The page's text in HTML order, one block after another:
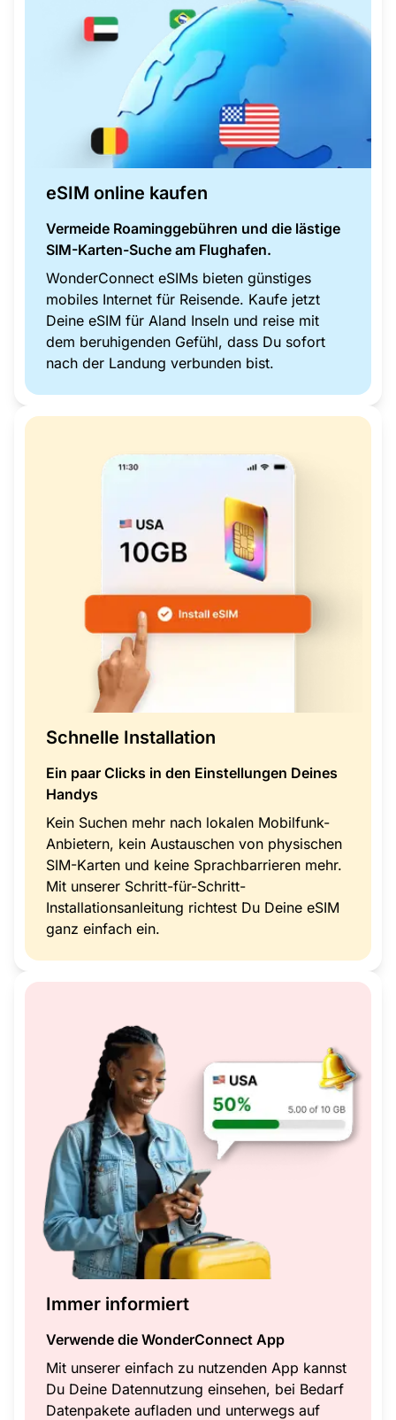
eSIM online kaufen
Vermeide Roaminggebühren und die lästige
SIM-Karten-Suche am Flughafen.
WonderConnect eSIMs bieten günstiges
mobiles Internet für Reisende. Kaufe jetzt
Deine eSIM für Aland Inseln und reise mit
dem beruhigenden Gefühl, dass Du sofort
nach der Landung verbunden bist.
Schnelle Installation
Ein paar Clicks in den Einstellungen Deines
Handys
Kein Suchen mehr nach lokalen Mobilfunk-
Anbietern, kein Austauschen von physischen
SIM-Karten und keine Sprachbarrieren mehr.
Mit unserer Schritt-für-Schritt-
Installationsanleitung richtest Du Deine eSIM
ganz einfach ein.
Immer informiert
Verwende die WonderConnect App
Mit unserer einfach zu nutzenden App kannst
Du Deine Datennutzung einsehen, bei Bedarf
Datenpakete aufladen und unterwegs auf